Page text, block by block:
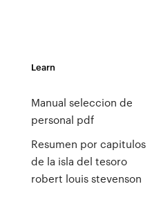
Learn
Manual seleccion de
personal pdf
Resumen por capitulos
de la isla del tesoro
robert louis stevenson